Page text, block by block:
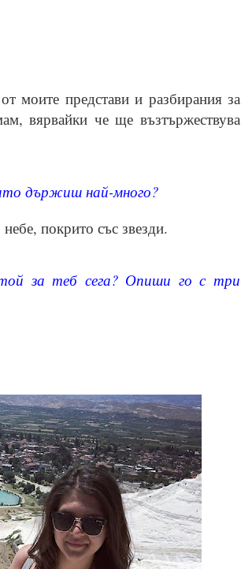
моите представи и разбирания за
вярвайки че ще възтържествува
държиш най-много?
покрито със звезди.
за теб сега? Опиши го с три